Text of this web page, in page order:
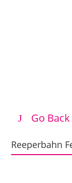
Go Back
Reeperbahn